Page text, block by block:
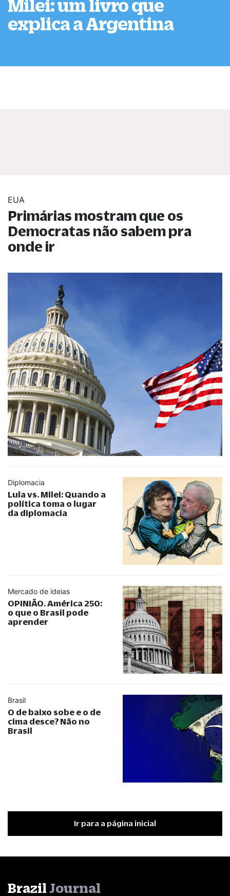
Milei: um livro que
explica a Argentina
EUA
Primárias mostram que os
Democratas não sabem pra
onde ir
Diplomacia
Lula vs. Milei: Quando a
política toma o lugar
da diplomacia
Mercado de ideias
OPINIÃO. América 250:
o que o Brasil pode
aprender
Brasil
O de baixo sobe e o de
cima desce? Não no
Brasil
Ir para a página inicial
Brazil Journal